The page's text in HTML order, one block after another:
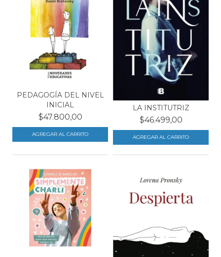
PEDAGOGÍA DEL NIVEL
INICIAL
$47.800,00
LA INSTITUTRIZ
$46.499,00